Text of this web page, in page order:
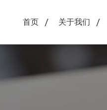
首页 关于我们